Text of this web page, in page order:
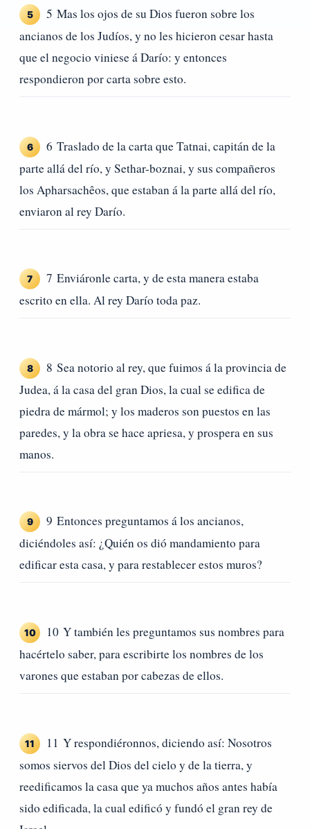
5
5 Mas los ojos de su Dios fueron sobre los
ancianos de los Judíos, y no les hicieron cesar hasta
que el negocio viniese á Darío: y entonces
respondieron por carta sobre esto.
6
6 Traslado de la carta que Tatnai, capitán de la
parte allá del río, y Sethar-boznai, y sus compañeros
los Apharsachêos, que estaban á la parte allá del río,
enviaron al rey Darío.
7
7 Enviáronle carta, y de esta manera estaba
escrito en ella. Al rey Darío toda paz.
8
8 Sea notorio al rey, que fuimos á la provincia de
Judea, á la casa del gran Dios, la cual se edifica de
piedra de mármol; y los maderos son puestos en las
paredes, y la obra se hace apriesa, y prospera en sus
manos.
9
9 Entonces preguntamos á los ancianos,
diciéndoles así: ¿Quién os dió mandamiento para
edificar esta casa, y para restablecer estos muros?
10
10 Y también les preguntamos sus nombres para
hacértelo saber, para escribirte los nombres de los
varones que estaban por cabezas de ellos.
11
11 Y respondiéronnos, diciendo así: Nosotros
somos siervos del Dios del cielo y de la tierra, y
reedificamos la casa que ya muchos años antes había
sido edificada, la cual edificó y fundó el gran rey de